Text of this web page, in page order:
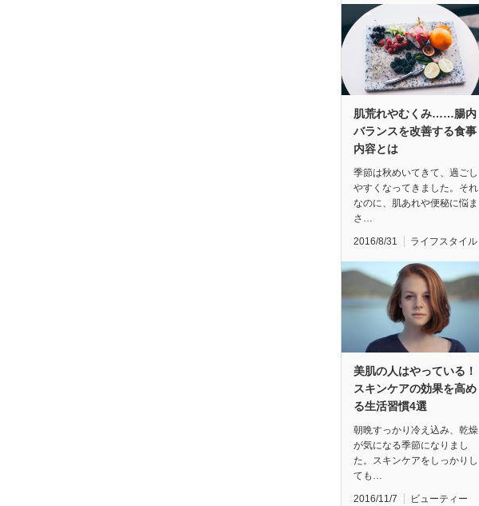
肌荒れやむくみ……腸内
バランスを改善する食事
内容とは
季節は秋めいてきて、過ごし
やすくなってきました。それ
なのに、肌あれや便秘に悩ま
さ…
2016/8/31 ライフスタイル
美肌の人はやっている！
スキンケアの効果を高め
る生活習慣4選
朝晩すっかり冷え込み、乾燥
が気になる季節になりまし
た。スキンケアをしっかりし
ても…
2016/11/7 ビューティー